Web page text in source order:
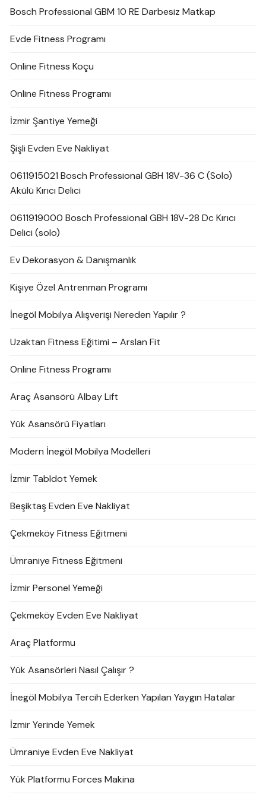
Bosch Professional GBM 10 RE Darbesiz Matkap
Evde Fitness Programı
Online Fitness Koçu
Online Fitness Programı
İzmir Şantiye Yemeği
Şişli Evden Eve Nakliyat
0611915021 Bosch Professional GBH 18V-36 C (Solo)
Akülü Kırıcı Delici
0611919000 Bosch Professional GBH 18V-28 Dc Kırıcı
Delici (solo)
Ev Dekorasyon & Danışmanlık
Kişiye Özel Antrenman Programı
İnegöl Mobilya Alışverişi Nereden Yapılır ?
Uzaktan Fitness Eğitimi – Arslan Fit
Online Fitness Programı
Araç Asansörü Albay Lift
Yük Asansörü Fiyatları
Modern İnegöl Mobilya Modelleri
İzmir Tabldot Yemek
Beşiktaş Evden Eve Nakliyat
Çekmeköy Fitness Eğitmeni
Ümraniye Fitness Eğitmeni
İzmir Personel Yemeği
Çekmeköy Evden Eve Nakliyat
Araç Platformu
Yük Asansörleri Nasıl Çalışır ?
İnegöl Mobilya Tercih Ederken Yapılan Yaygın Hatalar
İzmir Yerinde Yemek
Ümraniye Evden Eve Nakliyat
Yük Platformu Forces Makina